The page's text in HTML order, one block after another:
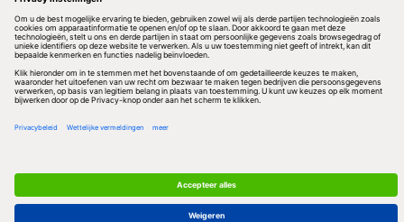
Redactionele partner
Algemene Voorwaarden & Copyrights